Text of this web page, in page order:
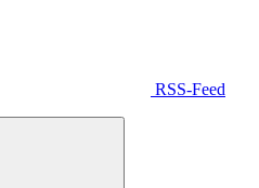
RSS-Feed